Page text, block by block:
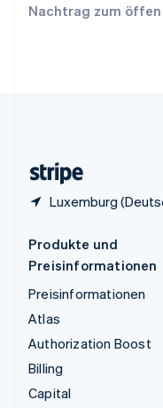
Nachtrag zum
Luxemburg
English
Produkte und
Preisinformationen
Preisinformationen
Atlas
Authorization Boost
Billing
Capital